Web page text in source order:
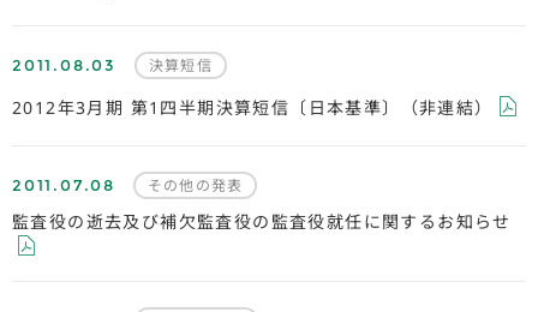
2011.08.03 決算短信
2012年3月期 第1四半期決算短信〔日本基準〕（非連結）
2011.07.08 その他の発表
監査役の逝去及び補欠監査役の監査役就任に関するお知らせ